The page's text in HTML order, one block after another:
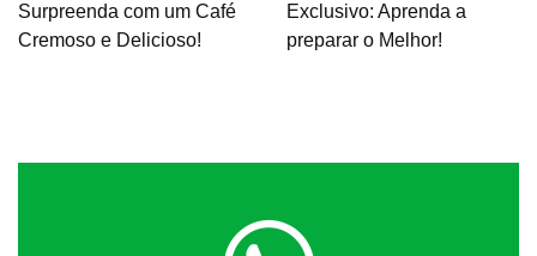
Surpreenda com um Café
Cremoso e Delicioso!
Exclusivo: Aprenda a
preparar o Melhor!